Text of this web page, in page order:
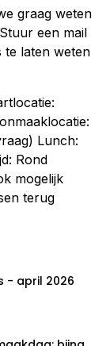
graag weten
een mail
te laten weten
Lunch:
Rond
mogelijk
terug
- april 2026